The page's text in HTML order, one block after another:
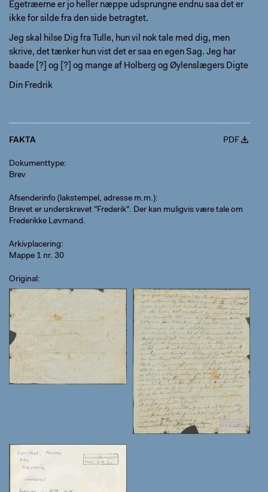
Egetræerne er jo heller næppe udsprungne endnu saa det er
ikke for silde fra den side betragtet.
Jeg skal hilse Dig fra Tulle, hun vil nok tale med dig, men
skrive, det tænker hun vist det er saa en egen Sag. Jeg har
baade [?] og [?] og mange af Holberg og Øylenslægers Digte
Din Fredrik
FAKTA PDF
Dokumenttype
Brev
Afsenderinfo (lakstempel, adresse m.m.)
Brevet er underskrevet "Frederik". Der kan muligvis være tale om
Frederikke Løvmand.
Arkivplacering
Mappe 1 nr. 30
Original